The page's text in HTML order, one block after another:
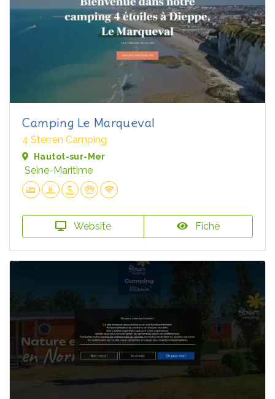
Camping Le Marqueval
4 Sterren Camping
Hautot-sur-Mer
Seine-Maritime
Website Fiche